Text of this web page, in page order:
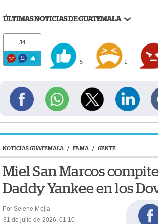
ÚLTIMAS NOTICIAS DE GUATEMALA
34
5 1
NOTICIAS GUATEMALA / FAMA / GENTE
Miel San Marcos
Daddy Yankee en los
Por Selene Mejía
31 de julio de 2026, 01:10